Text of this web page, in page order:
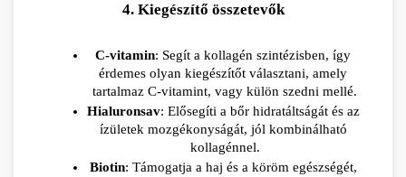
4. Kiegészítő összetevők
C-vitamin: Segít a kollagén szintézisben, így
érdemes olyan kiegészítőt választani, amely
tartalmaz C-vitamint, vagy külön szedni mellé.
Hialuronsav: Elősegíti a bőr hidratáltságát és az
ízületek mozgékonyságát, jól kombinálható
kollagénnel.
Biotin: Támogatja a haj és a köröm egészségét,